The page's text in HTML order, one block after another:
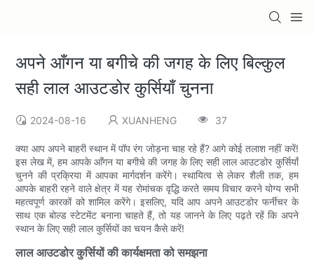
अपने आँगन या बगीचे की जगह के लिए बिल्कुल
सही लाल आउटडोर कुर्सियाँ चुनना
2024-08-16 XUANHENG 37
क्या आप अपने बाहरी स्थान में पॉप रंग जोड़ना चाह रहे हैं? आगे कोई तलाश नहीं करें!
इस लेख में, हम आपके आँगन या बगीचे की जगह के लिए सही लाल आउटडोर कुर्सियाँ
चुनने की प्रक्रिया में आपका मार्गदर्शन करेंगे। स्थायित्व से लेकर शैली तक, हम
आपके बाहरी रहने वाले क्षेत्र में यह रोमांचक वृद्धि करते समय विचार करने योग्य सभी
महत्वपूर्ण कारकों को शामिल करेंगे। इसलिए, यदि आप अपने आउटडोर फर्नीचर के
साथ एक बोल्ड स्टेटमेंट बनाना चाहते हैं, तो यह जानने के लिए पढ़ते रहें कि अपने
स्थान के लिए सही लाल कुर्सियों का चयन कैसे करें!
लाल आउटडोर कुर्सियों की कार्यक्षमता को समझना